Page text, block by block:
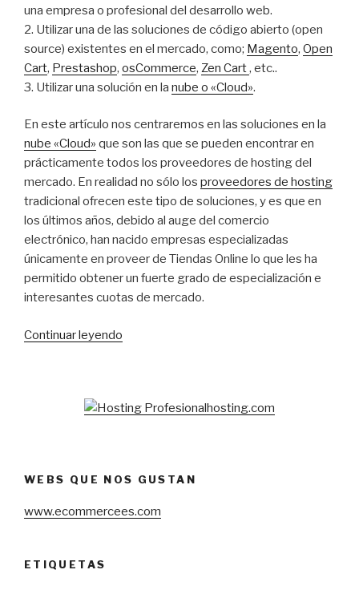
una empresa o profesional del desarrollo web.
2. Utilizar una de las soluciones de código abierto (open
source) existentes en el mercado, como; Magento, Open
Cart, Prestashop, osCommerce, Zen Cart, etc..
3. Utilizar una solución en la nube o «Cloud».
En este artículo nos centraremos en las soluciones en la
nube «Cloud» que son las que se pueden encontrar en
prácticamente todos los proveedores de hosting del
mercado. En realidad no sólo los proveedores de hosting
tradicional ofrecen este tipo de soluciones, y es que en
los últimos años, debido al auge del comercio
electrónico, han nacido empresas especializadas
únicamente en proveer de Tiendas Online lo que les ha
permitido obtener un fuerte grado de especialización e
interesantes cuotas de mercado.
Continuar leyendo
crear
WEBS QUE NOS GUSTAN
www.ecommercees.com
ETIQUETAS